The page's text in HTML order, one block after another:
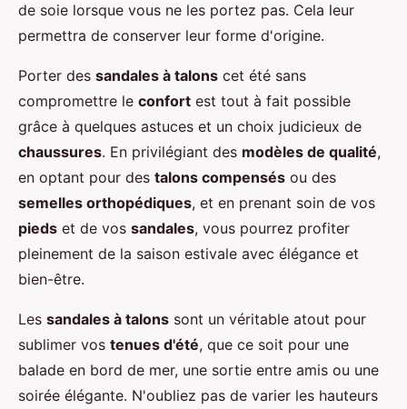
de soie lorsque vous ne les portez pas. Cela leur
permettra de conserver leur forme d'origine.
Porter des sandales à talons cet été sans
compromettre le confort est tout à fait possible
grâce à quelques astuces et un choix judicieux de
chaussures. En privilégiant des modèles de qualité,
en optant pour des talons compensés ou des
semelles orthopédiques, et en prenant soin de vos
pieds et de vos sandales, vous pourrez profiter
pleinement de la saison estivale avec élégance et
bien-être.
Les sandales à talons sont un véritable atout pour
sublimer vos tenues d'été, que ce soit pour une
balade en bord de mer, une sortie entre amis ou une
soirée élégante. N'oubliez pas de varier les hauteurs